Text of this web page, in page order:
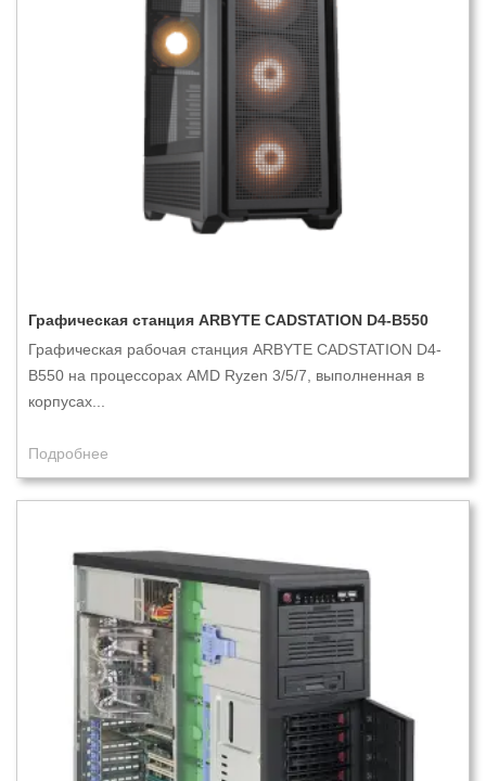
Графическая станция ARBYTE CADSTATION D4-B550
Графическая рабочая станция ARBYTE CADSTATION D4-
B550 на процессорах AMD Ryzen 3/5/7, выполненная в
корпусах...
Подробнее